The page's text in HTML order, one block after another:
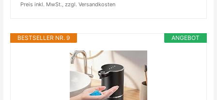
Preis inkl. MwSt., zzgl. Versandkosten
ANGEBOT
BESTSELLER NR. 9